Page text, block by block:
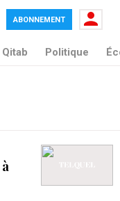
ABONNEMENT
Qitab Politique